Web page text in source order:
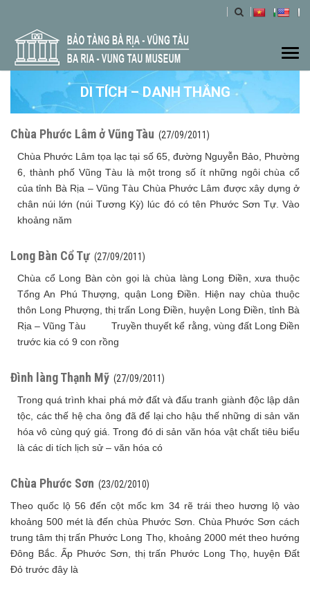
DI TÍCH – DANH THẮNG
Chùa Phước Lâm ở Vũng Tàu (27/09/2011)
Chùa Phước Lâm tọa lạc tại số 65, đường Nguyễn Bảo, Phường
6, thành phố Vũng Tàu là một trong số ít những ngôi chùa cổ
của tỉnh Bà Rịa – Vũng Tàu Chùa Phước Lâm được xây dựng ở
chân núi lớn (núi Tương Kỳ) lúc đó có tên Phước Sơn Tự. Vào
khoảng năm
Long Bàn Cổ Tự (27/09/2011)
Chùa cổ Long Bàn còn gọi là chùa làng Long Điền, xưa thuộc
Tổng An Phú Thượng, quận Long Điền. Hiện nay chùa thuộc
thôn Long Phượng, thị trấn Long Điền, huyện Long Điền, tỉnh Bà
Rịa – Vũng Tàu Truyền thuyết kể rằng, vùng đất Long Điền
trước kia có 9 con rồng
Đình làng Thạnh Mỹ (27/09/2011)
Trong quá trình khai phá mở đất và đấu tranh giành độc lập dân
tộc, các thế hệ cha ông đã để lại cho hậu thế những di sản văn
hóa vô cùng quý giá. Trong đó di sản văn hóa vật chất tiêu biểu
là các di tích lịch sử – văn hóa có
Chùa Phước Sơn (23/02/2010)
Theo quốc lộ 56 đến cột mốc km 34 rẽ trái theo hương lộ vào
khoảng 500 mét là đến chùa Phước Sơn. Chùa Phước Sơn cách
trung tâm thị trấn Phước Long Thọ, khoảng 2000 mét theo hướng
Đông Bắc. Ấp Phước Sơn, thị trấn Phước Long Thọ, huyện Đất
Đỏ trước đây là